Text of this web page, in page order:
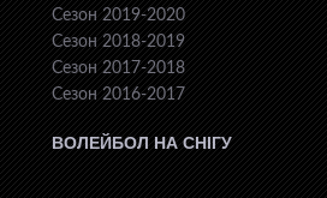
Сезон 2019-2020
Сезон 2018-2019
Сезон 2017-2018
Сезон 2016-2017
ВОЛЕЙБОЛ НА СНІГУ